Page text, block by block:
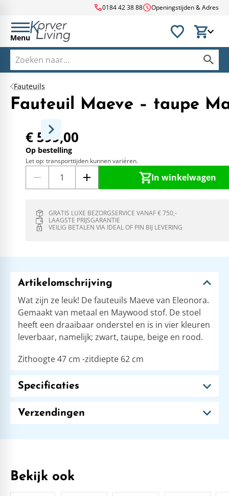
call0184 42 38 88scheduleOpeningstijden & Adres
Menu
Fauteuils
Fauteuil Maeve – taupe
€ 599,00
Op bestelling
Let op: transporttijden kunnen variëren.
In winkelwagen
GRATIS LUXE BEZORGSERVICE VANAF € 750,-
LAAGSTE PRIJSGARANTIE
VEILIG BETALEN VIA IDEAL OF PIN BIJ LEVERING
Artikelomschrijving
Wat zijn ze leuk! De fauteuils Maeve van Eleonora.
Gemaakt van metaal en Maywood stof. De stoel
heeft een draaibaar onderstel en is in vier kleuren
leverbaar, namelijk; zwart, taupe, beige en rood.
​Zithoogte 47 cm -zitdiepte 62 cm
Specificaties
Verzendingen
Bekijk ook